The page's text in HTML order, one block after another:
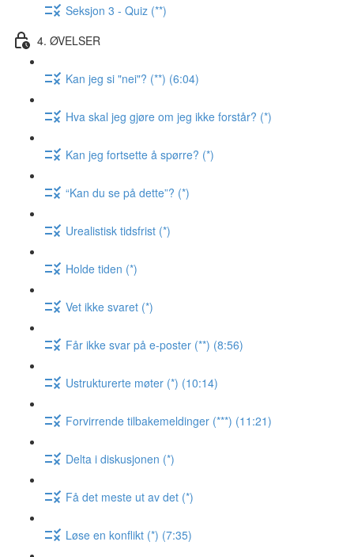
Seksjon 3 - Quiz (**)
4. ØVELSER
Kan jeg si "nei"? (**) (6:04)
Hva skal jeg gjøre om jeg ikke forstår? (*)
Kan jeg fortsette å spørre? (*)
“Kan du se på dette”? (*)
Urealistisk tidsfrist (*)
Holde tiden (*)
Vet ikke svaret (*)
Får ikke svar på e-poster (**) (8:56)
Ustrukturerte møter (*) (10:14)
Forvirrende tilbakemeldinger (***) (11:21)
Delta i diskusjonen (*)
Få det meste ut av det (*)
Løse en konflikt (*) (7:35)